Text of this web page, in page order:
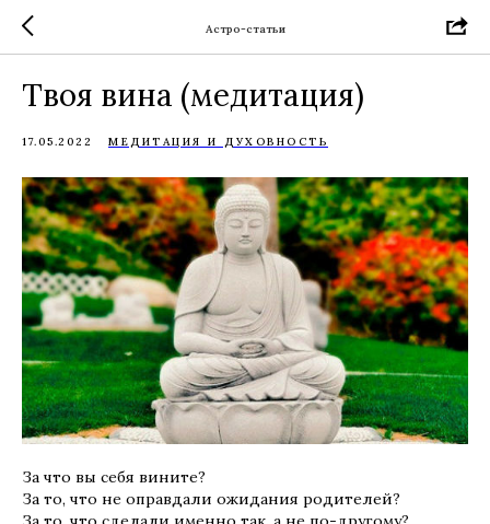
Астро-статьи
Твоя вина (медитация)
17.05.2022 МЕДИТАЦИЯ И ДУХОВНОСТЬ
За что вы себя вините?
За то, что не оправдали ожидания родителей?